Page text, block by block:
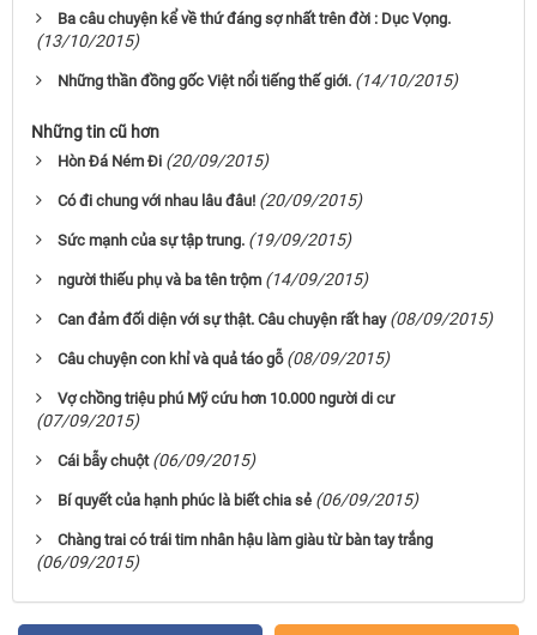
Ba câu chuyện kể về thứ đáng sợ nhất trên đời : Dục Vọng.
(13/10/2015)
Những thần đồng gốc Việt nổi tiếng thế giới. (14/10/2015)
Những tin cũ hơn
Hòn Ðá Ném Ði (20/09/2015)
Có đi chung với nhau lâu đâu! (20/09/2015)
Sức mạnh của sự tập trung. (19/09/2015)
người thiếu phụ và ba tên trộm (14/09/2015)
Can đảm đối diện với sự thật. Câu chuyện rất hay (08/09/2015)
Câu chuyện con khỉ và quả táo gỗ (08/09/2015)
Vợ chồng triệu phú Mỹ cứu hơn 10.000 người di cư
(07/09/2015)
Cái bẫy chuột (06/09/2015)
Bí quyết của hạnh phúc là biết chia sẻ (06/09/2015)
Chàng trai có trái tim nhân hậu làm giàu từ bàn tay trắng
(06/09/2015)